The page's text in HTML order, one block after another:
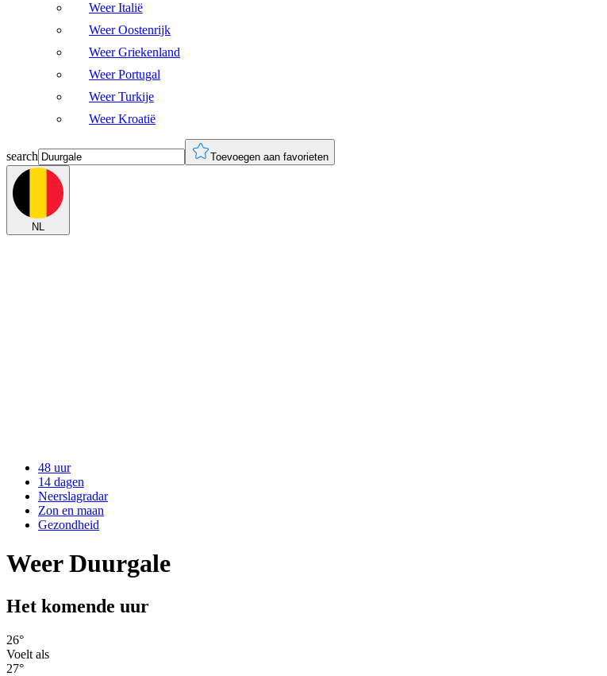
Weer Italië
Weer Oostenrijk
Weer Griekenland
Weer Portugal
Weer Turkije
Weer Kroatië
search Toevoegen aan favorieten
NL
48 uur
14 dagen
Neerslagradar
Zon en maan
Gezondheid
Weer Duurgale
Het komende uur
26°
Voelt als
27°